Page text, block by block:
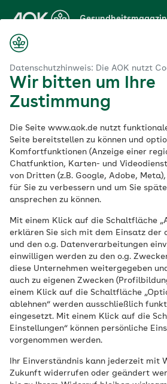
Datenschutzhinweis: Die AOK nutzt
Wir bitten um Ihre
Zustimmung
Die Seite www.aok.de nutzt
Seite bereitstellen zu können und
Komfortfunktionen (Anzeige einer
Chatfunktion, Karten- und
von Dritten (z.B. Google, Adobe,
für Sie zu verbessern und um Sie
ansprechen zu können.
Mit einem Klick auf die Schaltfläche
erklären Sie sich mit dem Einsatz der
und den o.g. Datenverarbeitungen
einwilligen werden zu den o.g.
diese Unternehmen weitergegeben
auch zu eigenen Zwecken
einem Klick auf die Schaltfläche
ablehnen“ werden ausschließlich
eingesetzt. Mit einem Klick auf die
Einstellungen“ können persönliche
vorgenommen werden.
Ihr Einverständnis kann jederzeit mit
Zukunft widerrufen oder geändert
Hauptinhalt
springen
Gesundheitsmagazin
Eine Zerrung
Oberschenkel
vermeiden
richtig
Veröffentlicht am:
21.08.2020 aktualisiert am
5 Minuten Lesedauer
Eine Muskelzerrung tritt
häufig im Oberschenkel auf.
Zerrung vorbeugen, ist